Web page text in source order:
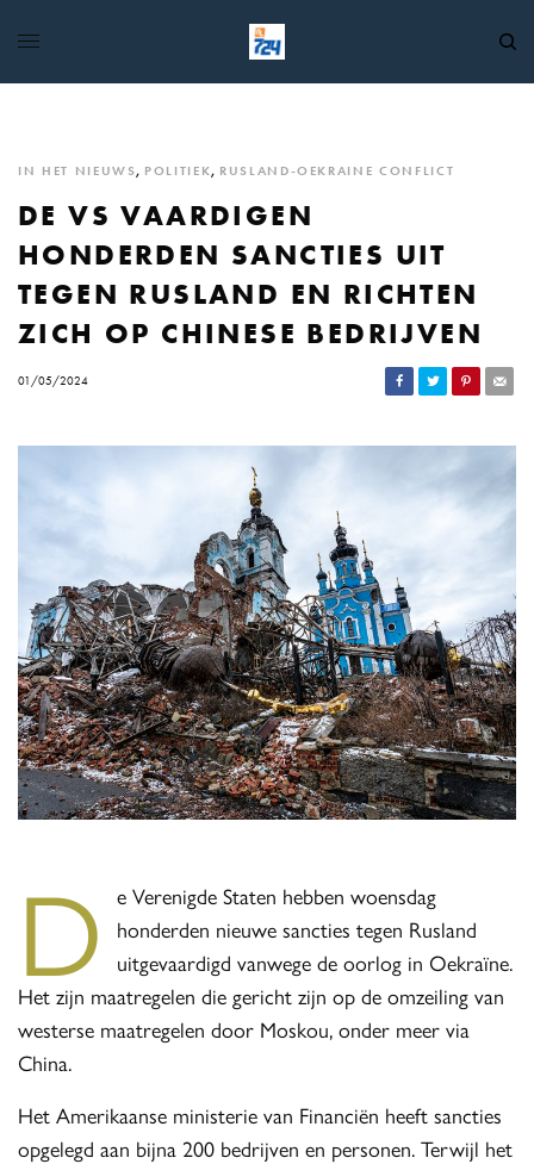
IN HET NIEUWS, POLITIEK, RUSLAND-OEKRAINE CONFLICT
DE VS VAARDIGEN
HONDERDEN SANCTIES UIT
TEGEN RUSLAND EN RICHTEN
ZICH OP CHINESE BEDRIJVEN
01/05/2024
D
e Verenigde Staten hebben woensdag
honderden nieuwe sancties tegen Rusland
uitgevaardigd vanwege de oorlog in Oekraïne.
Het zijn maatregelen die gericht zijn op de omzeiling van
westerse maatregelen door Moskou, onder meer via
China.
Het Amerikaanse ministerie van Financiën heeft sancties
opgelegd aan bijna 200 bedrijven en personen. Terwijl het